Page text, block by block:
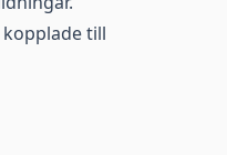
till